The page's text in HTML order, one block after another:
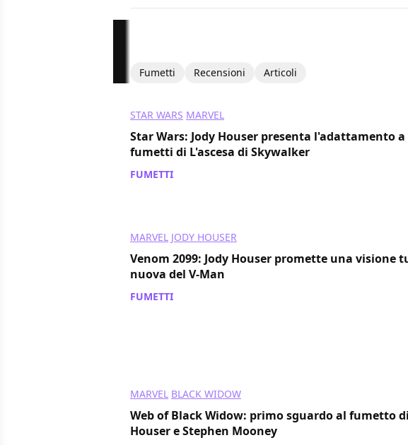
Fumetti Recensioni Articoli
STAR WARS MARVEL
Star Wars: Jody Houser presenta l'adattamento a
fumetti di L'ascesa di Skywalker
FUMETTI
MARVEL JODY HOUSER
Venom 2099: Jody Houser promette una visione
nuova del V-Man
FUMETTI
MARVEL BLACK WIDOW
Web of Black Widow: primo sguardo al fumetto
Houser e Stephen Mooney